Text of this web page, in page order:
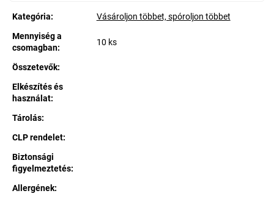
Kategória:
Vásároljon többet, spóroljon többet
Mennyiség a
csomagban:
10 ks
Összetevők:
Elkészítés és
használat:
Tárolás:
CLP rendelet:
Biztonsági
figyelmeztetés:
Allergének: